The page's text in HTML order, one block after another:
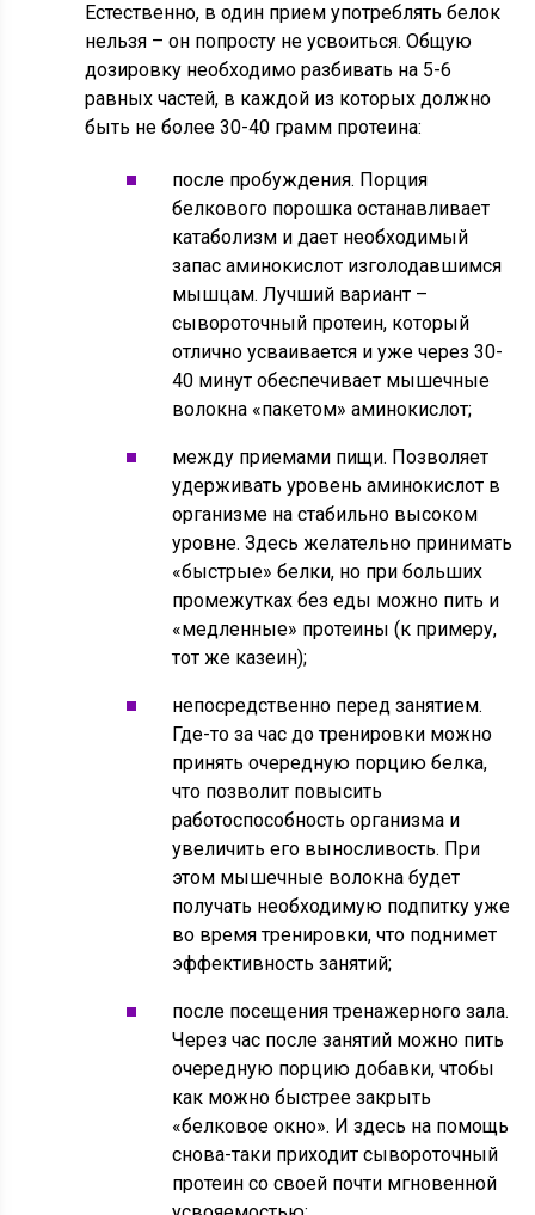
Естественно, в один прием употреблять белок
нельзя – он попросту не усвоиться. Общую
дозировку необходимо разбивать на 5-6
равных частей, в каждой из которых должно
быть не более 30-40 грамм протеина:
после пробуждения. Порция
белкового порошка останавливает
катаболизм и дает необходимый
запас аминокислот изголодавшимся
мышцам. Лучший вариант –
сывороточный протеин, который
отлично усваивается и уже через 30-
40 минут обеспечивает мышечные
волокна «пакетом» аминокислот;
между приемами пищи. Позволяет
удерживать уровень аминокислот в
организме на стабильно высоком
уровне. Здесь желательно принимать
«быстрые» белки, но при больших
промежутках без еды можно пить и
«медленные» протеины (к примеру,
тот же казеин);
непосредственно перед занятием.
Где-то за час до тренировки можно
принять очередную порцию белка,
что позволит повысить
работоспособность организма и
увеличить его выносливость. При
этом мышечные волокна будет
получать необходимую подпитку уже
во время тренировки, что поднимет
эффективность занятий;
после посещения тренажерного зала.
Через час после занятий можно пить
очередную порцию добавки, чтобы
как можно быстрее закрыть
«белковое окно». И здесь на помощь
снова-таки приходит сывороточный
протеин со своей почти мгновенной